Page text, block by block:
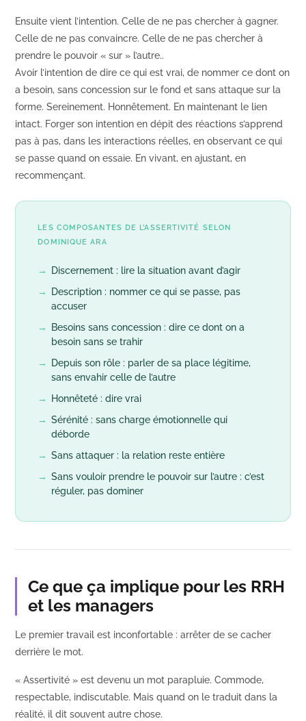
Ensuite vient l’intention. Celle de ne pas chercher à gagner.
Celle de ne pas convaincre. Celle de ne pas chercher à
prendre le pouvoir « sur » l’autre..
Avoir l’intention de dire ce qui est vrai, de nommer ce dont on
a besoin, sans concession sur le fond et sans attaque sur la
forme. Sereinement. Honnêtement. En maintenant le lien
intact. Forger son intention en dépit des réactions s’apprend
pas à pas, dans les interactions réelles, en observant ce qui
se passe quand on essaie. En vivant, en ajustant, en
recommençant.
LES COMPOSANTES DE L’ASSERTIVITÉ SELON
DOMINIQUE ARA
→
Discernement : lire la situation avant d’agir
→
Description : nommer ce qui se passe, pas
accuser
→
Besoins sans concession : dire ce dont on a
besoin sans se trahir
→
Depuis son rôle : parler de sa place légitime,
sans envahir celle de l’autre
→
Honnêteté : dire vrai
→ Sérénité : sans charge émotionnelle qui
déborde
→ Sans attaquer : la relation reste entière
→ Sans vouloir prendre le pouvoir sur l’autre : c’est
réguler, pas dominer
Ce que ça implique pour les RRH
et les managers
Le premier travail est inconfortable : arrêter de se cacher
derrière le mot.
« Assertivité » est devenu un mot parapluie. Commode,
respectable, indiscutable. Mais quand on le traduit dans la
réalité, il dit souvent autre chose.